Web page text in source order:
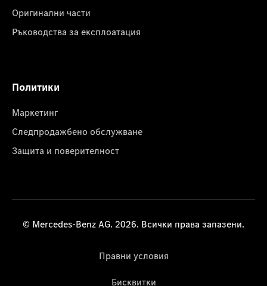
Оригинални части
Ръководства за експлоатация
Политики
Маркетинг
Следпродажбено обслужване
Защита и поверителност
© Mercedes-Benz AG. 2026. Всички права запазени.
Правни условия
Бисквитки